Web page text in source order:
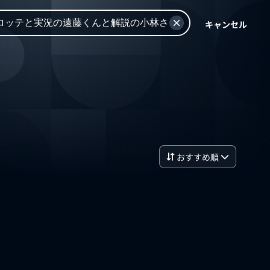
キャンセル
おすすめ順